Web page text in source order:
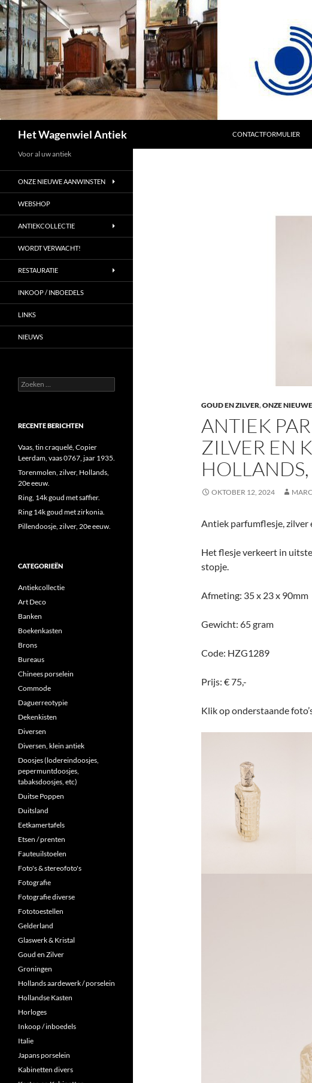
Het Wagenwiel Antiek
CONTACTFORMULIER
GOUD EN ZILVER,ONZE
ANTIEK
ZILVER EN
OKTOBER 12, 2024
Antiek parfumflesje, zilver
Het flesje verkeert in
stopje.
Afmeting: 35 x 23 x 90mm
Gewicht: 65 gram
Code: HZG1289
Prijs: € 75,-
Klik op onderstaande
Voor al uw antiek
ONZE NIEUWE AANWINSTEN
WEBSHOP
ANTIEKCOLLECTIE
WORDT VERWACHT!
RESTAURATIE
INKOOP / INBOEDELS
LINKS
NIEUWS
Zoeken
naar:
RECENTE BERICHTEN
Vaas, tin craquelé, Copier
Leerdam, vaas 0767, jaar 1935.
Torenmolen, zilver, Hollands,
20e eeuw.
Ring, 14k goud met saffier.
Ring 14k goud met zirkonia.
Pillendoosje, zilver, 20e eeuw.
CATEGORIEËN
Antiekcollectie
Art Deco
Banken
Boekenkasten
Brons
Bureaus
Chinees porselein
Commode
Daguerreotypie
Dekenkisten
Diversen
Diversen, klein antiek
Doosjes (lodereindoosjes,
pepermuntdoosjes,
tabaksdoosjes, etc)
Duitse Poppen
Duitsland
Eetkamertafels
Etsen / prenten
Fauteuilstoelen
Foto's & stereofoto's
Fotografie
Fotografie diverse
Fototoestellen
Gelderland
Glaswerk & Kristal
Goud en Zilver
Groningen
Hollands aardewerk / porselein
Hollandse Kasten
Horloges
Inkoop / inboedels
Italie
Japans porselein
Kabinetten divers